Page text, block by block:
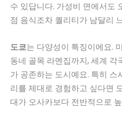
수 있답니다. 가성비 면에서도
점 음식조차 퀄리티가 남달리
도쿄는 다양성이 특징이에요.
동네 골목 라멘집까지, 세계 각
가 공존하는 도시예요. 특히 스
리를 제대로 경험하고 싶다면
대가 오사카보다 전반적으로